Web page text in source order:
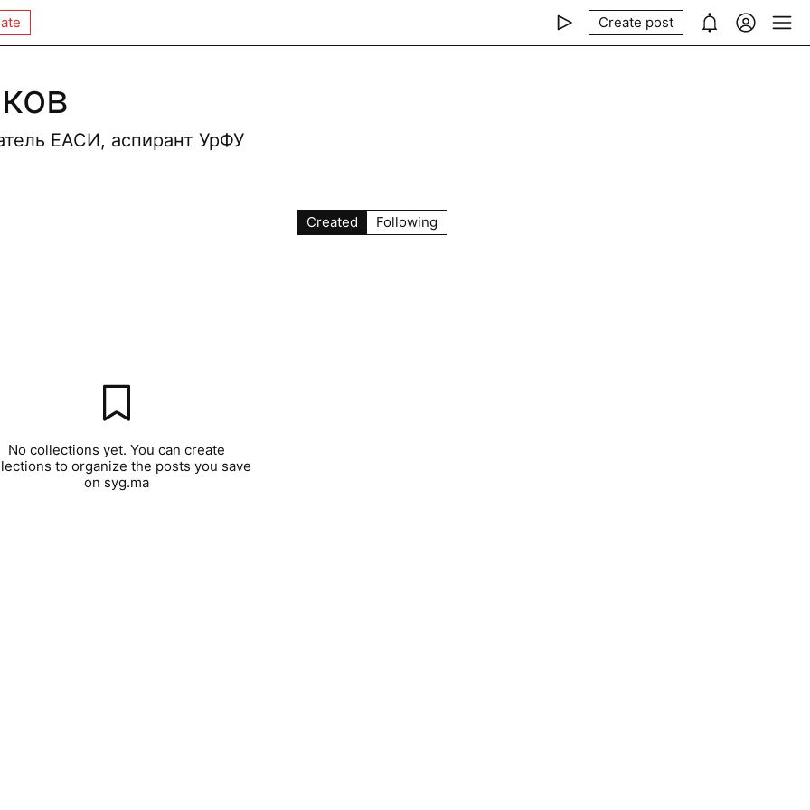
Create post
ЕАСИ, аспирант УрФУ
Created Following
No collections yet. You can create
to organize the posts you save
on syg.ma